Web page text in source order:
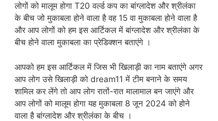
लोगों को मालूम होगा T20 वर्ल्ड कप का बांग्लादेश और श्रीलंका
के बीच जो मुकाबला होने वाला है वह 15 वा मुकाबला होने वाला है
और आप लोगों को हम इस आर्टिकल में बांग्लादेश और श्रीलंका के
बीच होने वाला मुकाबला का प्रेडिक्शन बताएंगे ।
आपको हम इस आर्टिकल में जिस भी खिलाड़ी का नाम बताएंगे अगर
आप लोग उसे खिलाड़ी को dream11 में टीम बनाने के समय
शामिल कर लेंगे तो आप लोग रातों-रात मालामाल बन जाएंगे और
आप लोगों को मालूम होगा यह मुकाबला 8 जून 2024 को होने
वाला है बांग्लादेश और श्रीलंका के बीच ।